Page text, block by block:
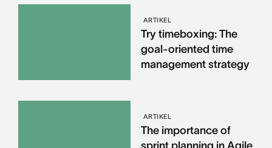
ARTIKEL
Try timeboxing: The
goal-oriented time
management strategy
ARTIKEL
The importance of
sprint planning in Agile